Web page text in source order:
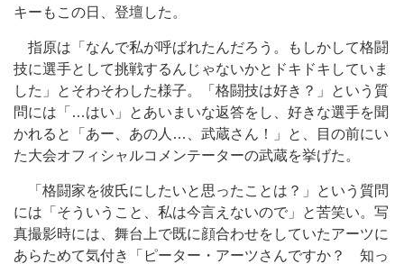
キーもこの日、登壇した。
指原は「なんで私が呼ばれたんだろう。もしかして格闘
技に選手として挑戦するんじゃないかとドキドキしていま
した」とそわそわした様子。「格闘技は好き？」という質
問には「…はい」とあいまいな返答をし、好きな選手を聞
かれると「あー、あの人…、武蔵さん！」と、目の前にい
た大会オフィシャルコメンテーターの武蔵を挙げた。
「格闘家を彼氏にしたいと思ったことは？」という質問
には「そういうこと、私は今言えないので」と苦笑い。写
真撮影時には、舞台上で既に顔合わせをしていたアーツに
あらためて気付き「ピーター・アーツさんですか？ 知っ